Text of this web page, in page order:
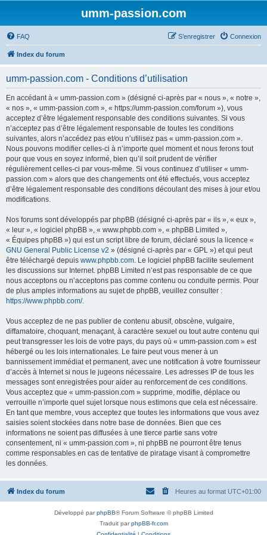
umm-passion.com
FAQ Connexion
S’enregistrer
Index du forum
umm-passion.com - Conditions d’utilisation
En accédant à « umm-passion.com » (désigné ci-après par « nous », « notre »,
« nos », « umm-passion.com », « https://umm-passion.com/forum »), vous
acceptez d’être légalement responsable des conditions suivantes. Si vous
n’acceptez pas d’être légalement responsable de toutes les conditions
suivantes, alors n’accédez pas et/ou n’utilisez pas « umm-passion.com ».
Nous pouvons modifier celles-ci à n’importe quel moment et nous ferons tout
pour que vous en soyez informé, bien qu’il soit prudent de vérifier
régulièrement celles-ci par vous-même. Si vous continuez d’utiliser « umm-
passion.com » alors que des changements ont été effectués, vous acceptez
d’être légalement responsable des conditions découlant des mises à jour et/ou
modifications.
Nos forums sont développés par phpBB (désigné ci-après par « ils », « eux »,
« leur », « logiciel phpBB », « www.phpbb.com », « phpBB Limited »,
« Équipes phpBB ») qui est un script libre de forum, déclaré sous la licence «
GNU General Public License v2 » (désigné ci-après par « GPL ») et qui peut
être téléchargé depuis www.phpbb.com. Le logiciel phpBB facilite seulement
les discussions sur Internet. phpBB Limited n’est pas responsable de ce que
nous acceptons ou n’acceptons pas comme contenu ou conduite permis. Pour
de plus amples informations au sujet de phpBB, veuillez consulter :
https://www.phpbb.com/.
Vous acceptez de ne pas publier de contenu abusif, obscène, vulgaire,
diffamatoire, choquant, menaçant, à caractère sexuel ou tout autre contenu qui
peut transgresser les lois de votre pays, du pays où « umm-passion.com » est
hébergé ou les lois internationales. Le faire peut vous mener à un
bannissement immédiat et permanent, avec une notification à votre fournisseur
d’accès à Internet si nous le jugeons nécessaire. Les adresses IP de tous les
messages sont enregistrées pour aider au renforcement de ces conditions.
Vous acceptez que « umm-passion.com » supprime, modifie, déplace ou
verrouille n’importe quel sujet lorsque nous estimons que cela est nécessaire.
En tant que membre, vous acceptez que toutes les informations que vous avez
saisies soient stockées dans notre base de données. Bien que ces
informations ne soient pas diffusées à une tierce partie sans votre
consentement, ni « umm-passion.com », ni phpBB ne pourront être tenus
comme responsables en cas de tentative de piratage visant à compromettre
les données.
Index du forum Heures au format UTC+01:00
Développé parphpBB® Forum Software © phpBB Limited
Traduit parphpBB-fr.com